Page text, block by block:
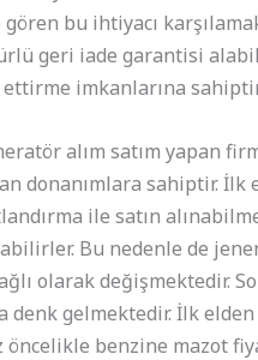
bu ihtiyacı
geri iade garantisi
imkanlarına
alım satım yapan
donanımlara sahiptir.
ile satın
Bu nedenle de
olarak değişmektedir.
gelmektedir. İlk
benzine mazot